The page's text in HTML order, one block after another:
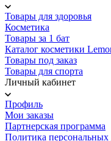
Товары для здоровья
Косметика
Товары за 1 бат
Каталог косметики
Товары под заказ
Товары для спорта
Личный кабинет
Профиль
Мои заказы
Партнерская программа
Политика